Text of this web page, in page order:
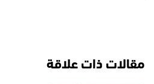
مقالات ذات علاقة